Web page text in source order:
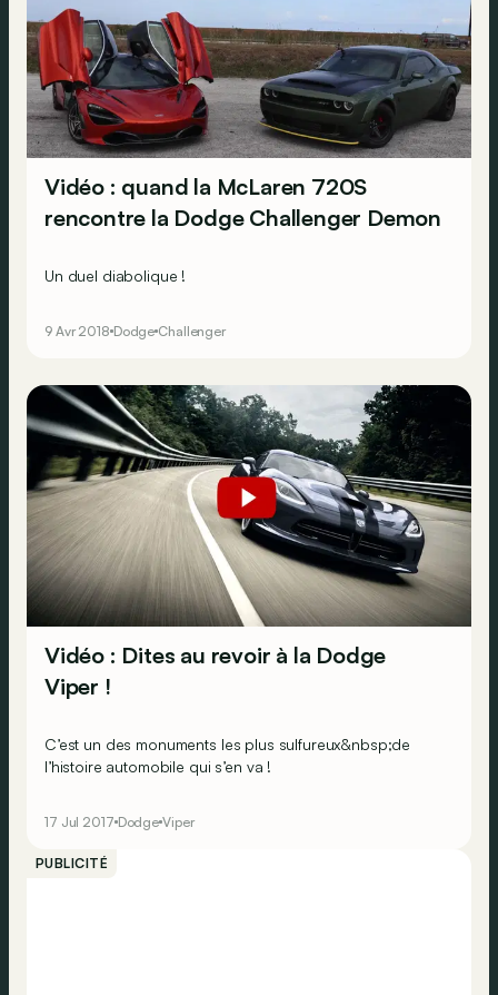
Vidéo : quand la McLaren 720S
rencontre la Dodge Challenger Demon
Un duel diabolique !
9 Avr 2018 Dodge Challenger
Vidéo : Dites au revoir à la Dodge
Viper !
C’est un des monuments les plus sulfureux&nbsp;de
l’histoire automobile qui s’en va !
17 Jul 2017 Dodge Viper
PUBLICITÉ